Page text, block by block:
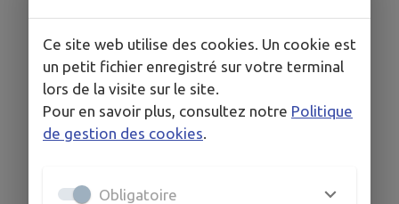
Ce site web utilise des cookies. Un cookie est
un petit fichier enregistré sur votre terminal
lors de la visite sur le site.
Pour en savoir plus, consultez notre Politique
de gestion des cookies.
Obligatoire